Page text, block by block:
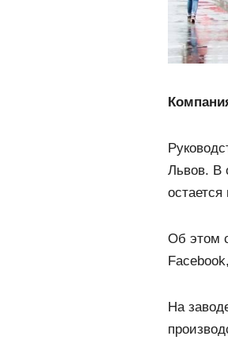
Львов. В
Об этом
На